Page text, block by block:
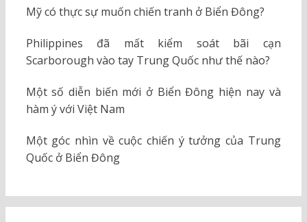
Mỹ có thực sự muốn chiến tranh ở Biển Đông?
Philippines đã mất kiểm soát bãi cạn
Scarborough vào tay Trung Quốc như thế nào?
Một số diễn biến mới ở Biển Đông hiện nay và
hàm ý với Việt Nam
Một góc nhìn về cuộc chiến ý tưởng của Trung
Quốc ở Biển Đông